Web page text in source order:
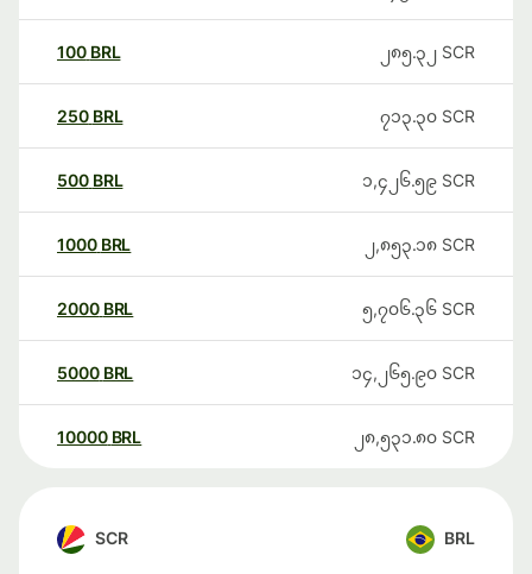
100 BRL ၂၈၅.၃၂ SCR
250 BRL ၇၁၃.၃၀ SCR
500 BRL ၁,၄၂၆.၅၉ SCR
1000 BRL ၂,၈၅၃.၁၈ SCR
2000 BRL ၅,၇၀၆.၃၆ SCR
5000 BRL ၁၄,၂၆၅.၉၀ SCR
10000 BRL ၂၈,၅၃၁.၈၀ SCR
SCR BRL